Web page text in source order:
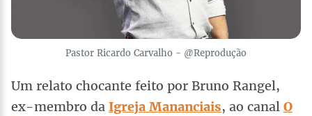
Pastor Ricardo Carvalho - @Reprodução
Um relato chocante feito por Bruno Rangel,
ex-membro da Igreja Mananciais, ao canal O